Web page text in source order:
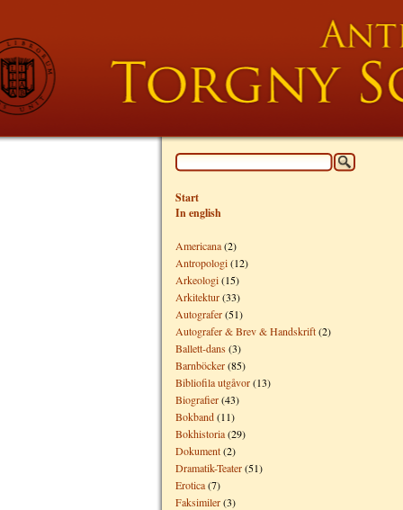
Start
In english
Americana(2)
Antropologi(12)
Arkeologi(15)
Arkitektur(33)
Autografer(51)
Autografer & Brev & Handskrift(2)
Ballett-dans (3)
Barnböcker(85)
Bibliofila utgåvor(13)
Biografier(43)
Bokband(11)
Bokhistoria(29)
Dokument(2)
Dramatik-Teater(51)
Erotica(7)
Faksimiler(3)